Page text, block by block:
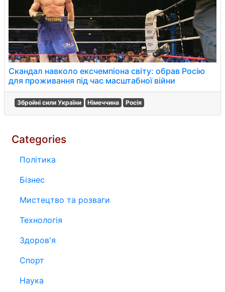
Скандал навколо ексчемпіона світу: обрав Росію
для проживання під час масштабної війни
Збройні сили України Німеччина Росія
Categories
Політика
Бізнес
Мистецтво та розваги
Технологія
Здоров'я
Спорт
Наука